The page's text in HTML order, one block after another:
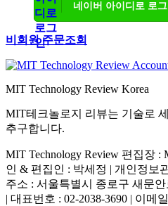
네이버 아이디로 로
비회원 주문조회
MIT Technology Review Korea
MIT테크놀로지 리뷰는 기술로
추구합니다.
MIT Technology Review 편집장 :
인 & 편집인 : 박세정 | 개인정보
주소 : 서울특별시 종로구 새문
| 대표번호 : 02-2038-3690 | 이메